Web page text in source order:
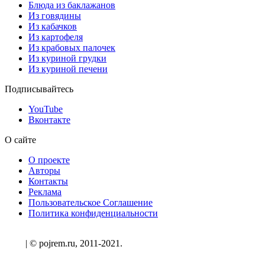
Блюда из баклажанов
Из говядины
Из кабачков
Из картофеля
Из крабовых палочек
Из куриной грудки
Из куриной печени
Подписывайтесь
YouTube
Вконтакте
О сайте
О проекте
Авторы
Контакты
Реклама
Пользовательское Соглашение
Политика конфиденциальности
| © pojrem.ru, 2011-2021.